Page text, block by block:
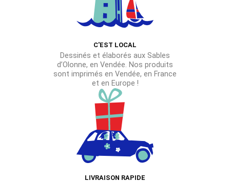
C'EST LOCAL
Dessinés et élaborés aux Sables
d’Olonne, en Vendée. Nos produits
sont imprimés en Vendée, en France
et en Europe !
LIVRAISON RAPIDE